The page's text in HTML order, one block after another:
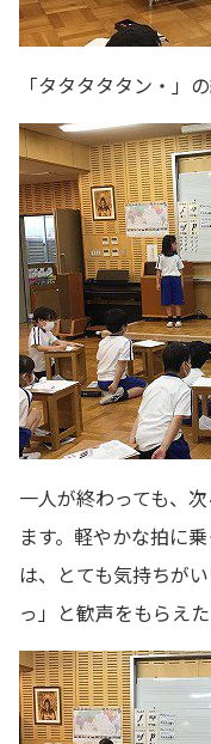
「タタタタタン・」
一人が終わっても、
ます。軽やかな拍に
は、とても気持ちが
っ」と歓声をもらえ